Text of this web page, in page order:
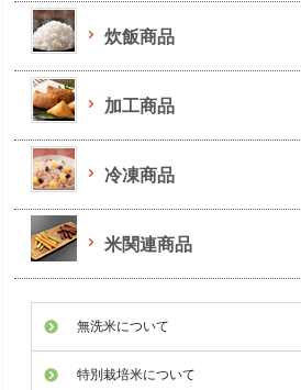
炊飯商品
加工商品
冷凍商品
米関連商品
無洗米について
特別栽培米について